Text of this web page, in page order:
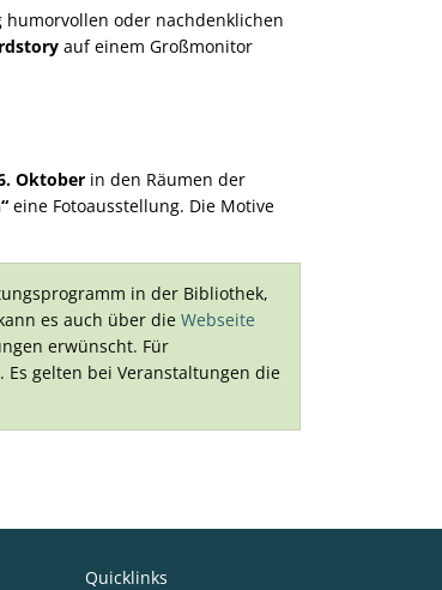
humorvollen oder nachdenklichen
auf einem Großmonitor
Oktober in den Räumen der
eine Fotoausstellung. Die Motive
in der Bibliothek,
es auch über die Webseite
erwünscht. Für
gelten bei Veranstaltungen die
Quicklinks